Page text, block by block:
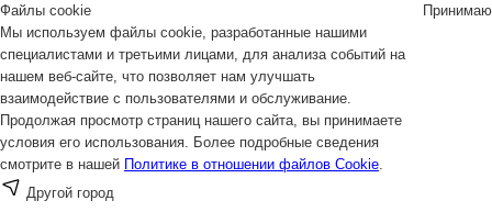
Файлы cookie
Мы используем файлы cookie, разработанные нашими
специалистами и третьими лицами, для анализа событий на
нашем веб-сайте, что позволяет нам улучшать
взаимодействие с пользователями и обслуживание.
Продолжая просмотр страниц нашего сайта, вы принимаете
условия его использования. Более подробные сведения
смотрите в нашей Политике в отношении файлов Cookie.
Принимаю
Другой город